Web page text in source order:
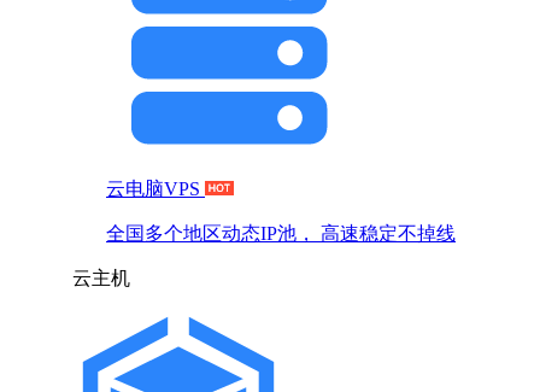
云电脑VPS
全国多个地区动态IP池， 高速稳定不掉线
云主机